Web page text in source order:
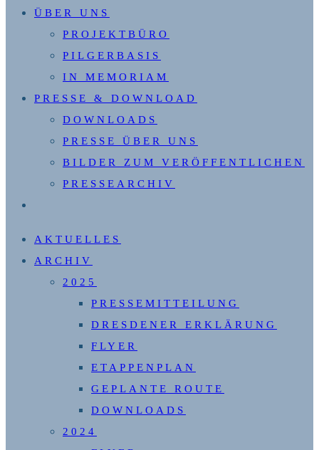
ÜBER UNS
PROJEKTBÜRO
PILGERBASIS
IN MEMORIAM
PRESSE & DOWNLOAD
DOWNLOADS
PRESSE ÜBER UNS
BILDER ZUM VERÖFFENTLICHEN
PRESSEARCHIV
UMSCHALTEN
AKTUELLES
ARCHIV
2025
PRESSEMITTEILUNG
DRESDENER ERKLÄRUNG
FLYER
ETAPPENPLAN
GEPLANTE ROUTE
DOWNLOADS
2024